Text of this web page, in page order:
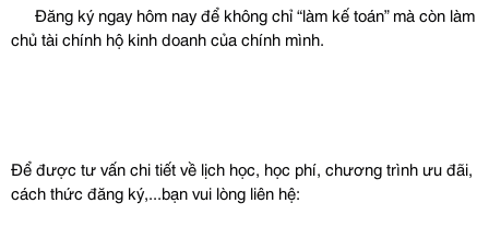
Đăng ký ngay hôm nay để không chỉ “làm kế toán” mà còn làm
chủ tài chính hộ kinh doanh của chính mình.
Để được tư vấn chi tiết về lịch học, học phí, chương trình ưu đãi,
cách thức đăng ký,...bạn vui lòng liên hệ: